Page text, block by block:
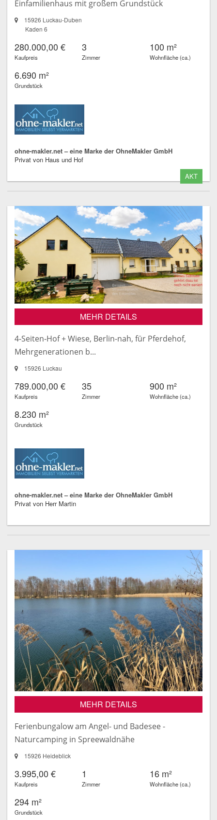
Einfamilienhaus mit großem Grundstück
15926 Luckau-Duben
Kaden 6
280.000,00 €
Kaufpreis
3
Zimmer
100 m²
Wohnfläche (ca.)
6.690 m²
Grundstück
ohne-makler.net – eine Marke der OhneMakler GmbH
Privat von Haus und Hof
AKT
MEHR DETAILS
4‑Seiten‑Hof + Wiese, Berlin-nah, für Pferdehof,
Mehrgenerationen b...
15926 Luckau
789.000,00 €
Kaufpreis
35
Zimmer
900 m²
Wohnfläche (ca.)
8.230 m²
Grundstück
ohne-makler.net – eine Marke der OhneMakler GmbH
Privat von Herr Martin
MEHR DETAILS
Ferienbungalow am Angel- und Badesee -
Naturcamping in Spreewaldnähe
15926 Heideblick
3.995,00 €
Kaufpreis
1
Zimmer
16 m²
Wohnfläche (ca.)
294 m²
Grundstück